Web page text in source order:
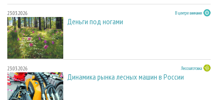
23.03.2026 В центре внимания
Деньги под ногами
23.03.2026 Лесозаготовка
Динамика рынка лесных машин в России